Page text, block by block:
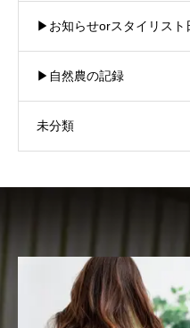
▶︎お知らせorスタイリスト
▶︎自然農の記録
未分類